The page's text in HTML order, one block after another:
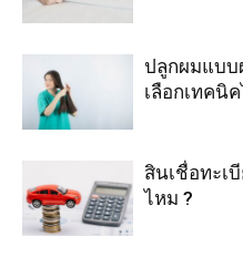
ปลูกผมแบบ
เลือกเทคนิ
สินเชื่อทะเ
ไหม ?